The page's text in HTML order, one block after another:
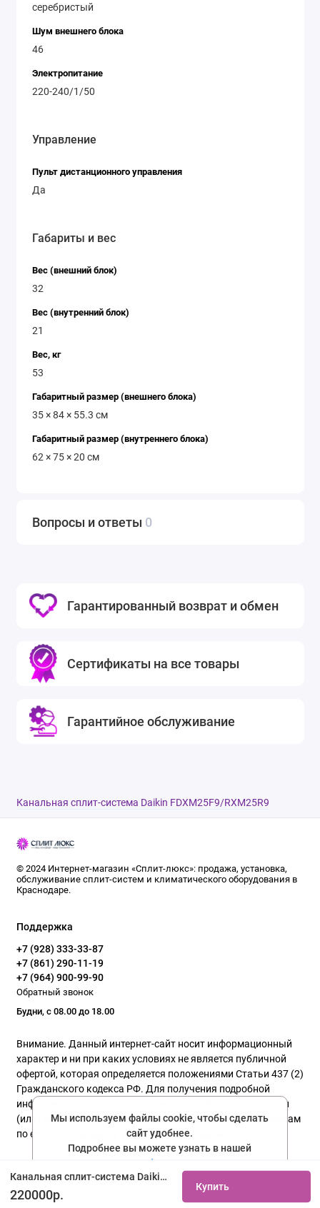
Канальная сплит-система Daikin FDXM25F9/RXM25R9 купить не дорого с установкой. Большой выбор товаров в каталоге, скидки, акции, гарантия.
220000р.
Купить
серебристый
Шум внешнего блока
46
Электропитание
220-240/1/50
Управление
Пульт дистанционного управления
Да
Габариты и вес
Вес (внешний блок)
32
Вес (внутренний блок)
21
Вес, кг
53
Габаритный размер (внешнего блока)
35 × 84 × 55.3 см
Габаритный размер (внутреннего блока)
62 × 75 × 20 см
Вопросы и ответы 0
Гарантированный возврат и обмен
Сертификаты на все товары
Гарантийное обслуживание
Канальная сплит-система Daikin FDXM25F9/RXM25R9
© 2024 Интернет-магазин «Сплит-люкс»: продажа, установка,
обслуживание сплит-систем и климатического оборудования в
Краснодаре.
Поддержка
+7 (928) 333-33-87
+7 (861) 290-11-19
+7 (964) 900-99-90
Обратный звонок
Будни, с 08.00 до 18.00
Внимание. Данный интернет-сайт носит информационный
характер и ни при каких условиях не является публичной
офертой, которая определяется положениями Статьи 437 (2)
Гражданского кодекса РФ. Для получения подробной
информации о наличии и стоимости указанных товаров и
(или) услуг, пожалуйста, обращайтесь к нашим менеджерам
по email или телефону указанного в разделе контакты !
Мы используем файлы cookie, чтобы сделать
сайт удобнее.
Подробнее вы можете узнать в нашей
политике конфиденциальности